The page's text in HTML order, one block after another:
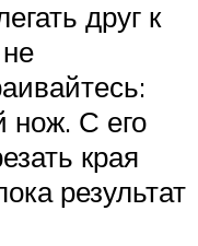
друг к
нож. С его
края
результат